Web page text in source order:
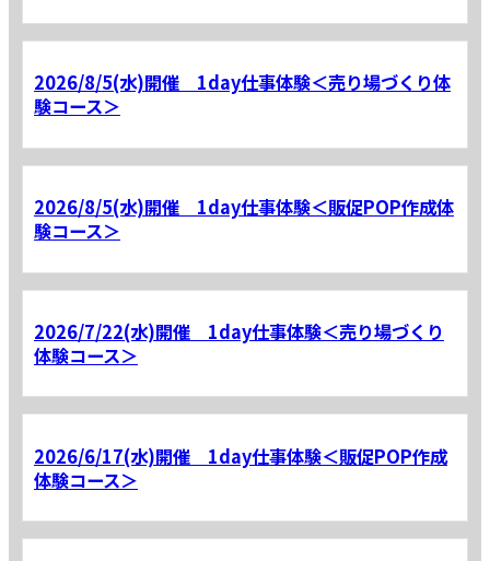
2026/8/5(水)開催 1day仕事体験＜売り場づくり体
験コース＞
2026/8/5(水)開催 1day仕事体験＜販促POP作成体
験コース＞
2026/7/22(水)開催 1day仕事体験＜売り場づくり
体験コース＞
2026/6/17(水)開催 1day仕事体験＜販促POP作成
体験コース＞